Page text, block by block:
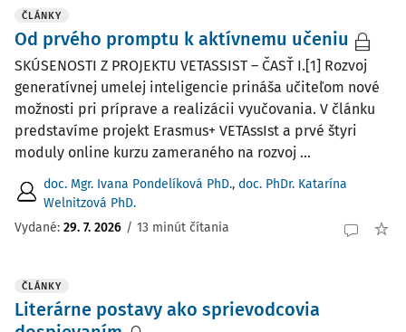
ČLÁNKY
Od prvého promptu k aktívnemu učeniu
SKÚSENOSTI Z PROJEKTU VETASSIST – ČASŤ I.[1] Rozvoj
generatívnej umelej inteligencie prináša učiteľom nové
možnosti pri príprave a realizácii vyučovania. V článku
predstavíme projekt Erasmus+ VETAssIst a prvé štyri
moduly online kurzu zameraného na rozvoj ...
doc. Mgr. Ivana Pondelíková PhD., doc. PhDr. Katarína
Welnitzová PhD.
Vydané: 29. 7. 2026 / 13 minút čítania
ČLÁNKY
Literárne postavy ako sprievodcovia